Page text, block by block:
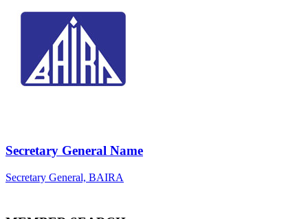
Secretary General Name
Secretary General, BAIRA